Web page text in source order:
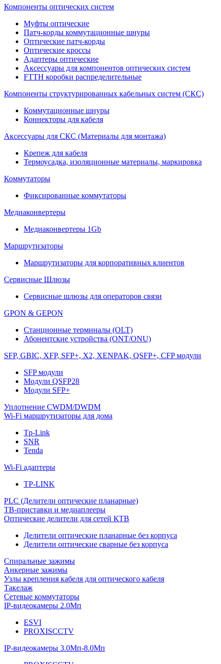
Компоненты оптических систем
Муфты оптические
Патч-корды коммутационные шнуры
Оптические патч-корды
Оптические кроссы
Адаптеры оптические
Аксессуары для компонентов оптических систем
FTTH коробки распределительные
Компоненты структурированных кабельных систем (СКС)
Коммутационные шнуры
Коннекторы для кабеля
Аксессуары для СКС (Материалы для монтажа)
Крепеж для кабеля
Термоусадка, изоляционные материалы, маркировка
Коммутаторы
Фиксированные коммутаторы
Медиаконвертеры
Медиаконвертеры 1Gb
Маршрутизаторы
Маршрутизаторы для корпоративных клиентов
Сервисные Шлюзы
Сервисные шлюзы для операторов связи
GPON & GEPON
Станционные терминалы (OLT)
Абонентские устройства (ONT/ONU)
SFP, GBIC, XFP, SFP+, X2, XENPAK, QSFP+, CFP модули
SFP модули
Модули QSFP28
Модули SFP+
Уплотнение CWDM/DWDM
Wi-Fi маршрутизаторы для дома
Tp-Link
SNR
Tenda
Wi-Fi адаптеры
TP-LINK
PLC (Делители оптические планарные)
ТВ-приставки и медиаплееры
Оптические делители для сетей КТВ
Делители оптические планарные без корпуса
Делители оптические сварные без корпуса
Спиральные зажимы
Анкерные зажимы
Узлы крепления кабеля для оптического кабеля
Такелаж
Сетевые коммутаторы
IP-видеокамеры 2.0Мп
ESVI
PROXISCCTV
IP-видеокамеры 3.0Мп-8.0Мп